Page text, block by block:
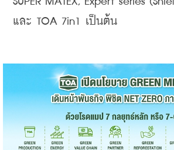
และ TOA 7in1 เป็นต้น